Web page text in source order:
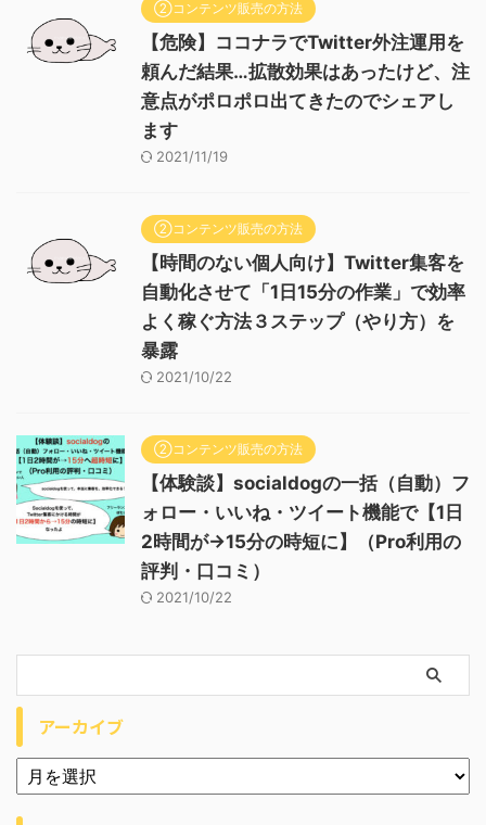
②コンテンツ販売の方法
【危険】ココナラでTwitter外注運用を
頼んだ結果…拡散効果はあったけど、注
意点がポロポロ出てきたのでシェアし
ます
2021/11/19
②コンテンツ販売の方法
【時間のない個人向け】Twitter集客を
自動化させて「1日15分の作業」で効率
よく稼ぐ方法３ステップ（やり方）を
暴露
2021/10/22
②コンテンツ販売の方法
【体験談】socialdogの一括（自動）フ
ォロー・いいね・ツイート機能で【1日
2時間が→15分の時短に】（Pro利用の
評判・口コミ）
2021/10/22
アーカイブ